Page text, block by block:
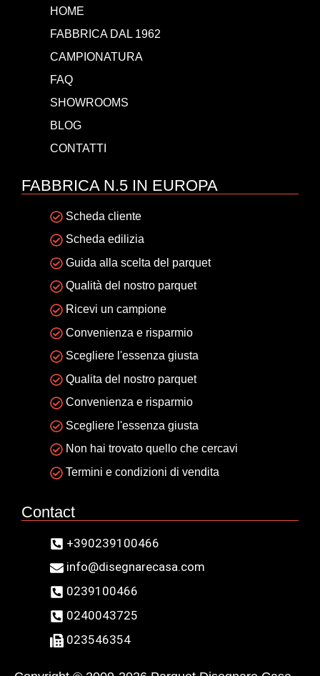
HOME
FABBRICA DAL 1962
CAMPIONATURA
FAQ
SHOWROOMS
BLOG
CONTATTI
FABBRICA N.5 IN EUROPA
Scheda cliente
Scheda edilizia
Guida alla scelta del parquet
Qualità del nostro parquet
Ricevi un campione
Convenienza e risparmio
Scegliere l'essenza giusta
Qualita del nostro parquet
Convenienza e risparmio
Scegliere l'essenza giusta
Non hai trovato quello che cercavi
Termini e condizioni di vendita
Contact
+390239100466
info@disegnarecasa.com
0239100466
0240043725
023546354